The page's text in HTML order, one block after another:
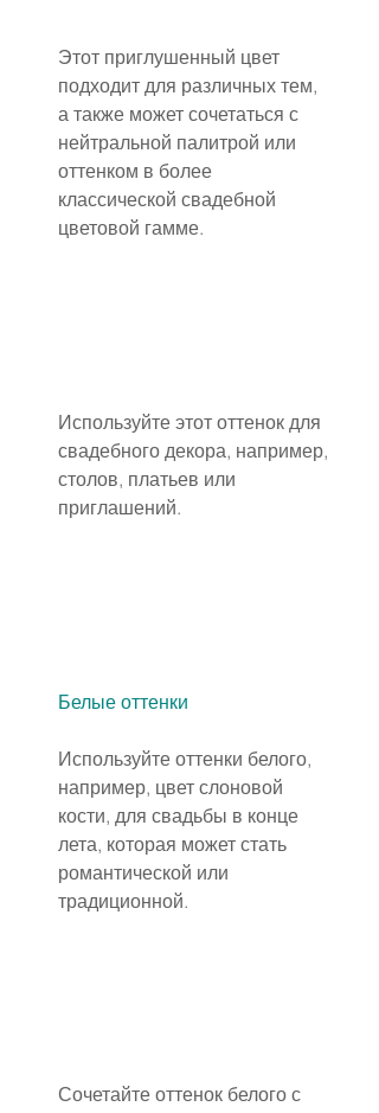
Этот приглушенный цвет
подходит для различных тем,
а также может сочетаться с
нейтральной палитрой или
оттенком в более
классической свадебной
цветовой гамме.
Используйте этот оттенок для
свадебного декора, например,
столов, платьев или
приглашений.
Белые оттенки
Используйте оттенки белого,
например, цвет слоновой
кости, для свадьбы в конце
лета, которая может стать
романтической или
традиционной.
Сочетайте оттенок белого с